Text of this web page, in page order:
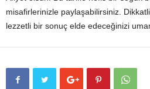
misafirlerinizle paylaşabilirsiniz.
lezzetli bir sonuç elde edeceğinizi